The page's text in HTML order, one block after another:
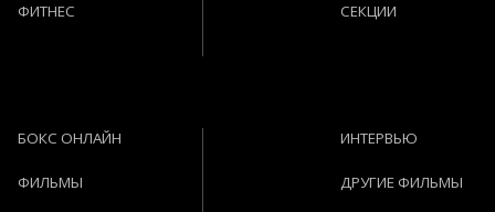
ФИТНЕС СЕКЦИИ
БОКС ОНЛАЙН
ФИЛЬМЫ
ИНТЕРВЬЮ
ДРУГИЕ ФИЛЬМЫ